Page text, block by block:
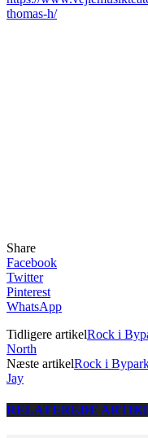
thomas-h/
Share
Facebook
Twitter
Pinterest
WhatsApp
Tidligere artikelRock i
North
Næste artikelRock i
Jay
RELATEREDE